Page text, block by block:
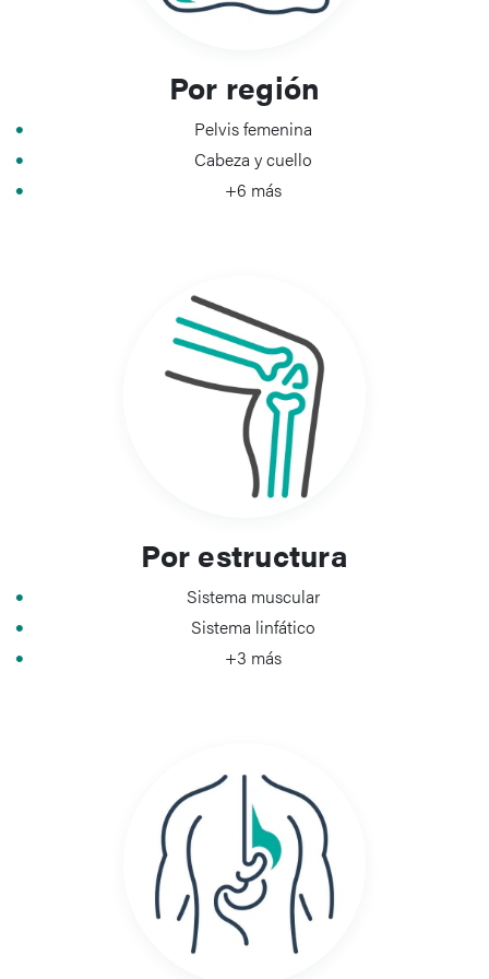
información y ayuda a los estudiantes de todos los niveles,
Por región
Pelvis femenina
Cabeza y cuello
+6 más
Por estructura
Sistema muscular
Sistema linfático
+3 más